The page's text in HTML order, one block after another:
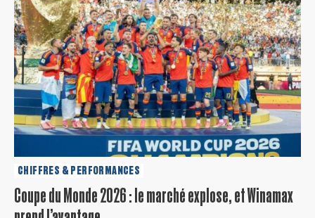
CHIFFRES & PERFORMANCES
Coupe du Monde 2026 : le marché explose, et Winamax